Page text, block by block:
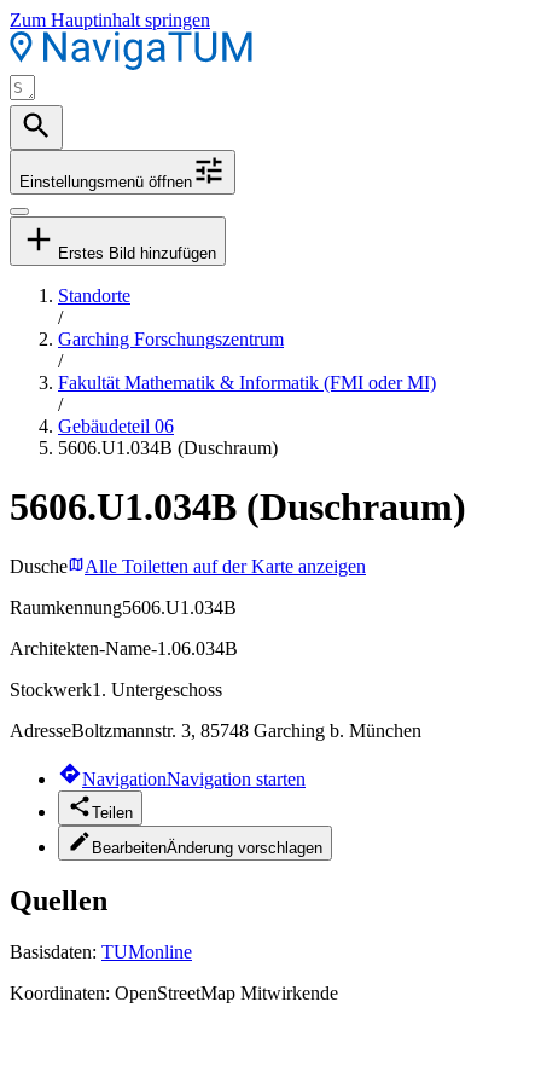
Zum Hauptinhalt springen
Einstellungsmenü öffnen
Erstes Bild hinzufügen
Standorte
/
Garching Forschungszentrum
/
Fakultät Mathematik & Informatik (FMI oder MI)
/
Gebäudeteil 06
5606.U1.034B (Duschraum)
5606.U1.034B (Duschraum)
Dusche
Alle Toiletten auf der Karte anzeigen
Raumkennung5606.U1.034B
Architekten-Name-1.06.034B
Stockwerk1. Untergeschoss
AdresseBoltzmannstr. 3, 85748 Garching b. München
NavigationNavigation starten
Teilen
BearbeitenÄnderung vorschlagen
Quellen
Basisdaten: TUMonline
Koordinaten: OpenStreetMap Mitwirkende